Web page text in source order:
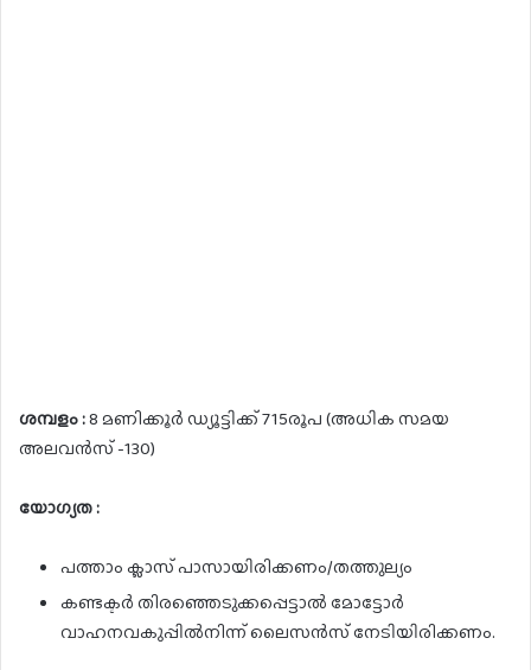
ശമ്പളം :8 മണിക്കൂർ ഡ്യൂട്ടിക്ക് 715രൂപ (അധിക സമയ
അലവൻസ് -130)
യോഗ്യത :
പത്താം ക്ലാസ് പാസായിരിക്കണം/തത്തുല്യം
കണ്ടക്ടർ തിരഞ്ഞെടുക്കപ്പെട്ടാൽ മോട്ടോർ
വാഹനവകുപ്പിൽനിന്ന് ലൈസൻസ് നേടിയിരിക്കണം.